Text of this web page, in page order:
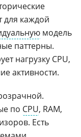
для каждой
модель
паттерны.
нагрузку CPU,
активности.
по CPU, RAM,
Есть